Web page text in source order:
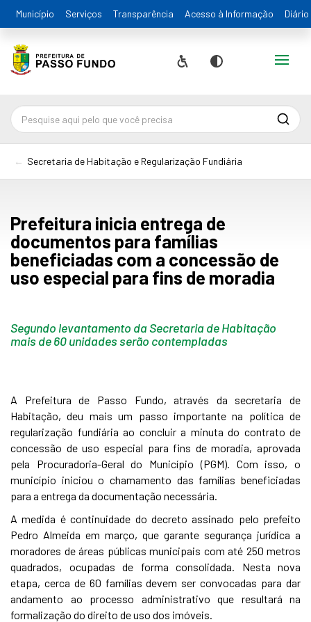
Município Serviços Transparência Acesso à Informação
Acessibilidade
Contraste
Alternar
Secretaria de Habitação e Regularização Fundiária
Prefeitura inicia entrega de
documentos para famílias
beneficiadas com a concessão de
uso especial para fins de moradia
Segundo levantamento da Secretaria de Habitação
mais de 60 unidades serão contempladas
A Prefeitura de Passo Fundo, através da secretaria de
Habitação, deu mais um passo importante na política de
regularização fundiária ao concluir a minuta do contrato de
concessão de uso especial para fins de moradia, aprovada
pela Procuradoria-Geral do Município (PGM). Com isso, o
município iniciou o chamamento das famílias beneficiadas
para a entrega da documentação necessária.
A medida é continuidade do decreto assinado pelo prefeito
Pedro Almeida em março, que garante segurança jurídica a
moradores de áreas públicas municipais com até 250 metros
quadrados, ocupadas de forma consolidada. Nesta nova
etapa, cerca de 60 famílias devem ser convocadas para dar
andamento ao processo administrativo que resultará na
formalização do direito de uso dos imóveis.